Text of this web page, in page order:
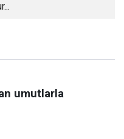
umutlarla